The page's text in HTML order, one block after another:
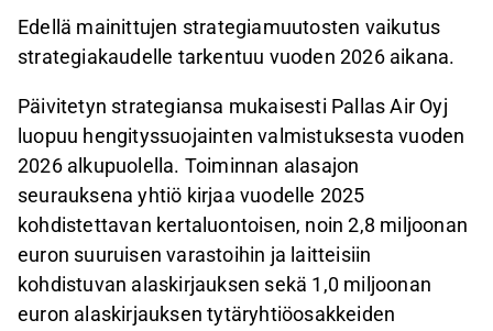
Edellä mainittujen strategiamuutosten vaikutus
strategiakaudelle tarkentuu vuoden 2026 aikana.
Päivitetyn strategiansa mukaisesti Pallas Air Oyj
luopuu hengityssuojainten valmistuksesta vuoden
2026 alkupuolella. Toiminnan alasajon
seurauksena yhtiö kirjaa vuodelle 2025
kohdistettavan kertaluontoisen, noin 2,8 miljoonan
euron suuruisen varastoihin ja laitteisiin
kohdistuvan alaskirjauksen sekä 1,0 miljoonan
euron alaskirjauksen tytäryhtiöosakkeiden